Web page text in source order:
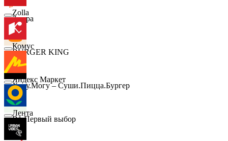
7 утра
BURGER KING
Хочу.Могу – Суши.Пицца.Бургер
B1 Первый выбор
Zolla
Комус
Яндекс Маркет
Лента